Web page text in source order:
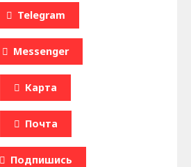
Telegram
Messenger
Карта
Почта
Подпишись